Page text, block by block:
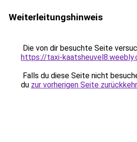
Weiterleitungshinweis
Die von dir besuchte Seite
https://taxi-
Falls du diese Seite nicht
du zur vorherigen Seite